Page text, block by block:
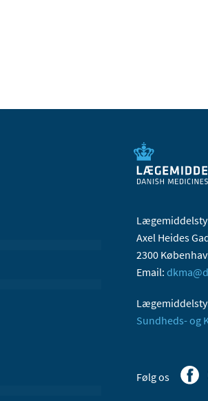
Axel Heides
2300
Email:
Sundheds- og
Følg os